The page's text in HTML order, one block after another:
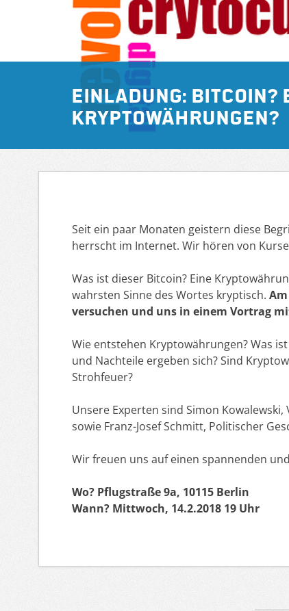
Einladung: Bitcoin?
Kryptowährungen?
Seit ein paar Monaten geistern diese
herrscht im Internet. Wir hören von
Was ist dieser Bitcoin? Eine
wahrsten Sinne des Wortes kryptisch.
versuchen und uns in einem Vortrag
Wie entstehen Kryptowährungen? Was
und Nachteile ergeben sich? Sind
Strohfeuer?
Unsere Experten sind Simon
sowie Franz-Josef Schmitt, Politischer
Wir freuen uns auf einen spannenden
Wo? Pflugstraße 9a, 10115 Berlin
Wann? Mittwoch, 14.2.2018 19 Uhr